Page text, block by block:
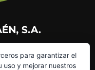
S.A.
para garantizar el
uso y mejorar nuestros